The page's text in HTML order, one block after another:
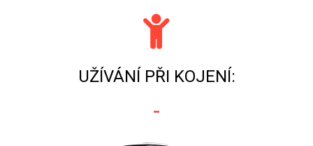
UŽÍVÁNÍ PŘI KOJENÍ:
-